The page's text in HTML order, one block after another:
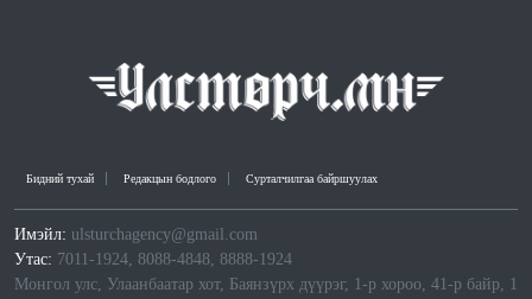
Бидний тухай Редакцын бодлого Сурталчилгаа байршуулах
Имэйл: ulsturchagency@gmail.com
Утас: 7011-1924, 8088-4848, 8888-1924
Монгол улс, Улаанбаатар хот, Баянзүрх дүүрэг, 1-р хороо, 41-р байр, 1